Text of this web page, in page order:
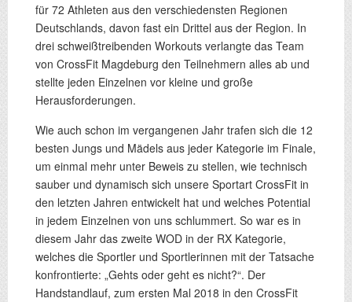
für 72 Athleten aus den verschiedensten Regionen
Deutschlands, davon fast ein Drittel aus der Region. In
drei schweißtreibenden Workouts verlangte das Team
von CrossFit Magdeburg den Teilnehmern alles ab und
stellte jeden Einzelnen vor kleine und große
Herausforderungen.
Wie auch schon im vergangenen Jahr trafen sich die 12
besten Jungs und Mädels aus jeder Kategorie im Finale,
um einmal mehr unter Beweis zu stellen, wie technisch
sauber und dynamisch sich unsere Sportart CrossFit in
den letzten Jahren entwickelt hat und welches Potential
in jedem Einzelnen von uns schlummert. So war es in
diesem Jahr das zweite WOD in der RX Kategorie,
welches die Sportler und Sportlerinnen mit der Tatsache
konfrontierte: „Gehts oder geht es nicht?“. Der
Handstandlauf, zum ersten Mal 2018 in den CrossFit